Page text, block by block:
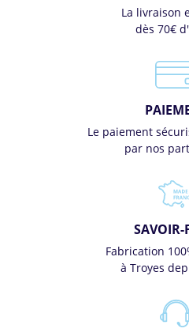
La livraison
dès 70€
Le paiement
par nos
SAVOIR-
Fabrication
à Troyes